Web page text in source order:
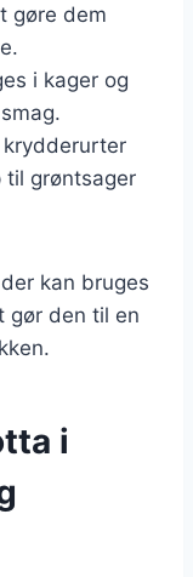
gøre dem
i kager og
grøntsager
kan bruges
gør den til en
i